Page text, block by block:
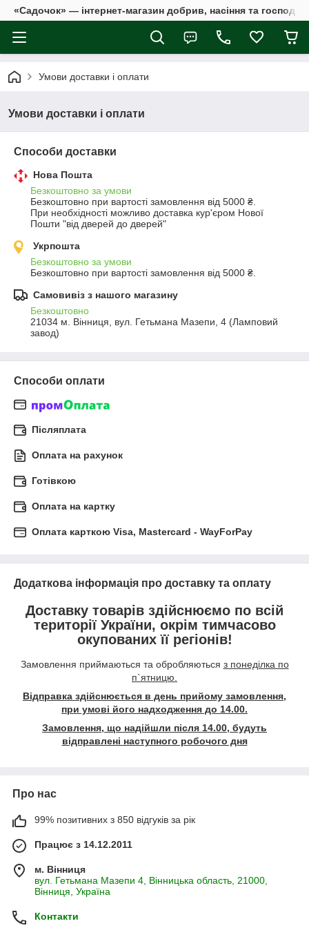
«Садочок» — інтернет-магазин добрив, насіння та
Умови доставки і оплати
Умови доставки і оплати
Способи доставки
Нова Пошта
Безкоштовно за умови
Безкоштовно при вартості замовлення від 5000 ₴.
При необхідності можливо доставка кур'єром Нової
Пошти "від дверей до дверей"
Укрпошта
Безкоштовно за умови
Безкоштовно при вартості замовлення від 5000 ₴.
Самовивіз з нашого магазину
Безкоштовно
21034 м. Вінниця, вул. Гетьмана Мазепи, 4 (Ламповий
завод)
Способи оплати
Післяплата
Оплата на рахунок
Готівкою
Оплата на картку
Оплата карткою Visa, Mastercard - WayForPay
Додаткова інформація про доставку та оплату
Доставку товарів здійснюємо по всій
території України, окрім тимчасово
окупованих її регіонів!
Замовлення приймаються та обробляються з понеділка по
п`ятницю.
Відправка здійснюється в день прийому замовлення,
при умові його надходження до 14.00.
Замовлення, що надійшли після 14.00, будуть
відправлені наступного робочого дня
Про нас
99% позитивних з 850 відгуків за рік
Працює з 14.12.2011
м. Вінниця
вул. Гетьмана Мазепи 4, Вінницька область, 21000,
Вінниця, Україна
Контакти